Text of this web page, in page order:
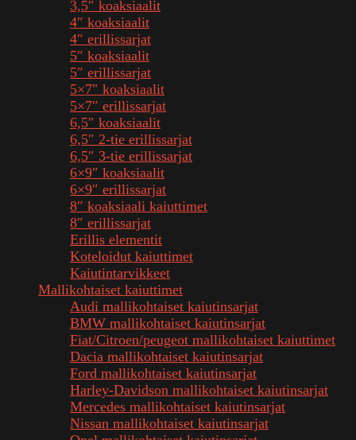
3,5″ koaksiaalit
4″ koaksiaalit
4″ erillissarjat
5″ koaksiaalit
5″ erillissarjat
5×7″ koaksiaalit
5×7″ erillissarjat
6,5″ koaksiaalit
6,5″ 2-tie erillissarjat
6,5″ 3-tie erillissarjat
6×9″ koaksiaalit
6×9″ erillissarjat
8″ koaksiaali kaiuttimet
8″ erillissarjat
Erillis elementit
Koteloidut kaiuttimet
Kaiutintarvikkeet
Mallikohtaiset kaiuttimet
Audi mallikohtaiset kaiutinsarjat
BMW mallikohtaiset kaiutinsarjat
Fiat/Citroen/peugeot mallikohtaiset kaiuttimet
Dacia mallikohtaiset kaiutinsarjat
Ford mallikohtaiset kaiutinsarjat
Harley-Davidson mallikohtaiset kaiutinsarjat
Mercedes mallikohtaiset kaiutinsarjat
Nissan mallikohtaiset kaiutinsarjat